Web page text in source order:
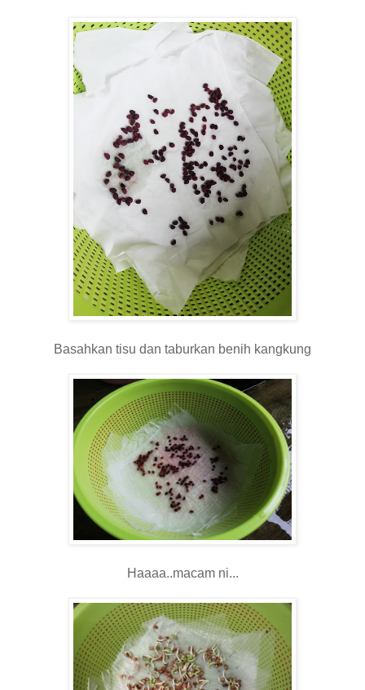
Basahkan tisu dan taburkan benih kangkung
Haaaa..macam ni...